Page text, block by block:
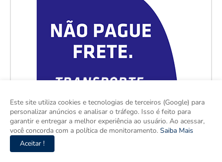
Este site utiliza cookies e tecnologias de terceiros (Google) para
personalizar anúncios e analisar o tráfego. Isso é feito para
garantir e entregar a melhor experiência ao usuário. Ao acessar,
você concorda com a política de monitoramento. Saiba Mais
Aceitar !